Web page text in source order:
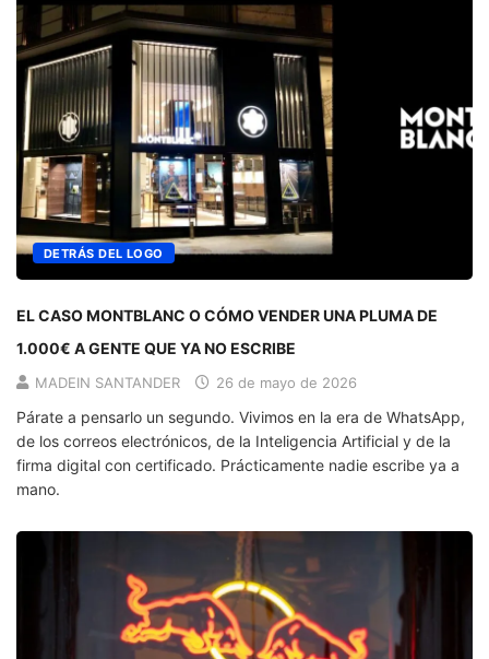
DETRÁS DEL LOGO
EL CASO MONTBLANC O CÓMO VENDER UNA PLUMA DE
1.000€ A GENTE QUE YA NO ESCRIBE
MADEIN SANTANDER 26 de mayo de 2026
Párate a pensarlo un segundo. Vivimos en la era de WhatsApp,
de los correos electrónicos, de la Inteligencia Artificial y de la
firma digital con certificado. Prácticamente nadie escribe ya a
mano.